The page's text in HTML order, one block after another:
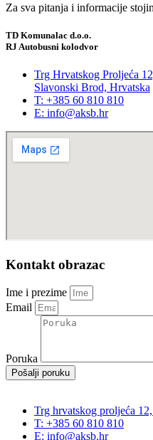
Za sva pitanja i informacije
TD Komunalac d.o.o.
RJ Autobusni kolodvor
Trg Hrvatskog Proljeća
Slavonski Brod, Hrvatska
T: +385 60 810 810
E: info@aksb.hr
Kontakt obrazac
Ime i prezime
Email
Poruka
Pošalji poruku
Trg hrvatskog proljeća
T: +385 60 810 810
E: info@aksb.hr